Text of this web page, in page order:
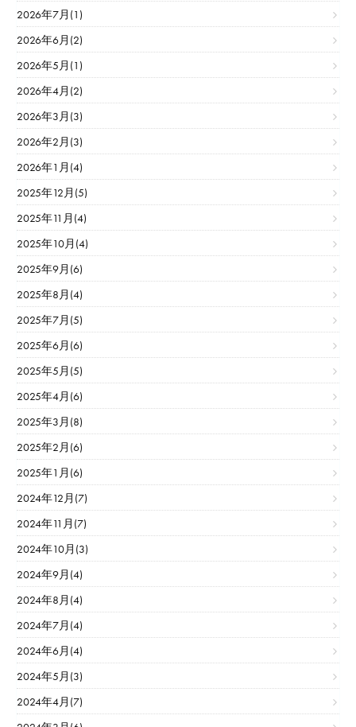
2026年7月(1)
2026年6月(2)
2026年5月(1)
2026年4月(2)
2026年3月(3)
2026年2月(3)
2026年1月(4)
2025年12月(5)
2025年11月(4)
2025年10月(4)
2025年9月(6)
2025年8月(4)
2025年7月(5)
2025年6月(6)
2025年5月(5)
2025年4月(6)
2025年3月(8)
2025年2月(6)
2025年1月(6)
2024年12月(7)
2024年11月(7)
2024年10月(3)
2024年9月(4)
2024年8月(4)
2024年7月(4)
2024年6月(4)
2024年5月(3)
2024年4月(7)